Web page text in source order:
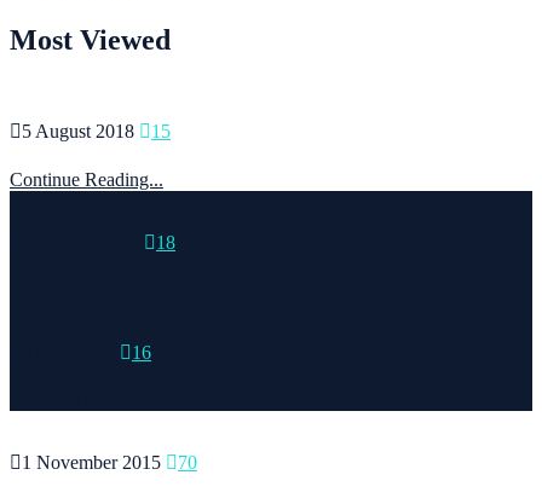
Most Viewed
5 August 2018 15
Continue Reading...
18
16
1 November 2015 70